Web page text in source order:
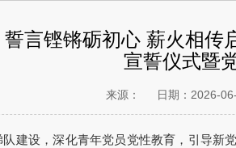
誓言铿锵砺初心 薪火相
宣誓仪式暨
来源： 日期：2026-
建设，深化青年党员党性教育，引导新